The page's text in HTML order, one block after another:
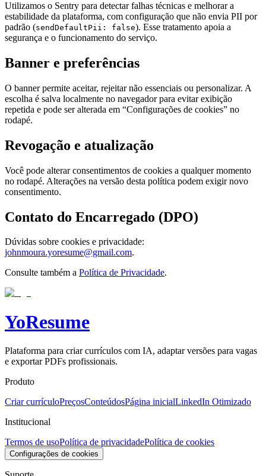
Utilizamos o Sentry para detectar falhas técnicas e melhorar a
estabilidade da plataforma, com configuração que não envia PII por
padrão (sendDefaultPii: false). Esse tratamento apoia a
segurança e o funcionamento do serviço.
Banner e preferências
O banner permite aceitar, rejeitar não essenciais ou personalizar. A
escolha é salva localmente no navegador para evitar exibição
repetida e pode ser alterada em “Configurações de cookies” no
rodapé.
Revogação e atualização
Você pode alterar consentimentos de cookies a qualquer momento
no rodapé. Alterações na versão desta política podem exigir novo
consentimento.
Contato do Encarregado (DPO)
Dúvidas sobre cookies e privacidade:
johnmoura.yoresume@gmail.com.
Consulte também a Política de Privacidade.
YoResume
Plataforma para criar currículos com IA, adaptar versões para vagas
e exportar PDFs profissionais.
Produto
Criar currículoPreçosConteúdosPágina inicialLinkedIn Otimizado
Institucional
Termos de usoPolítica de privacidadePolítica de cookies
Configurações de cookies